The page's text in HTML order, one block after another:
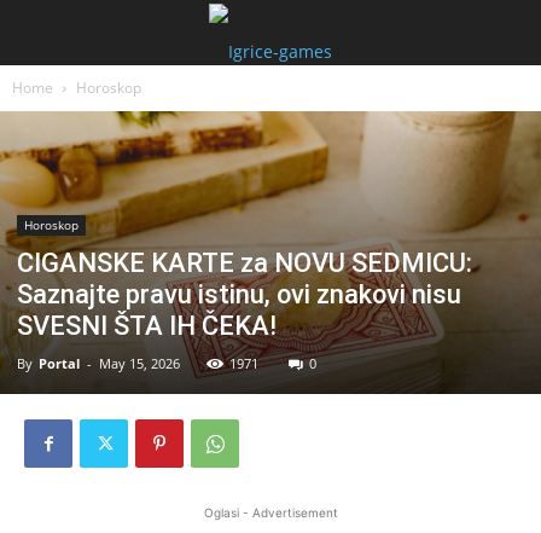
Home Horoskop
Horoskop
CIGANSKE KARTE za NOVU SEDMICU:
Saznajte pravu istinu, ovi znakovi nisu
SVESNI ŠTA IH ČEKA!
By Portal - May 15, 2026 1971 0
Oglasi - Advertisement